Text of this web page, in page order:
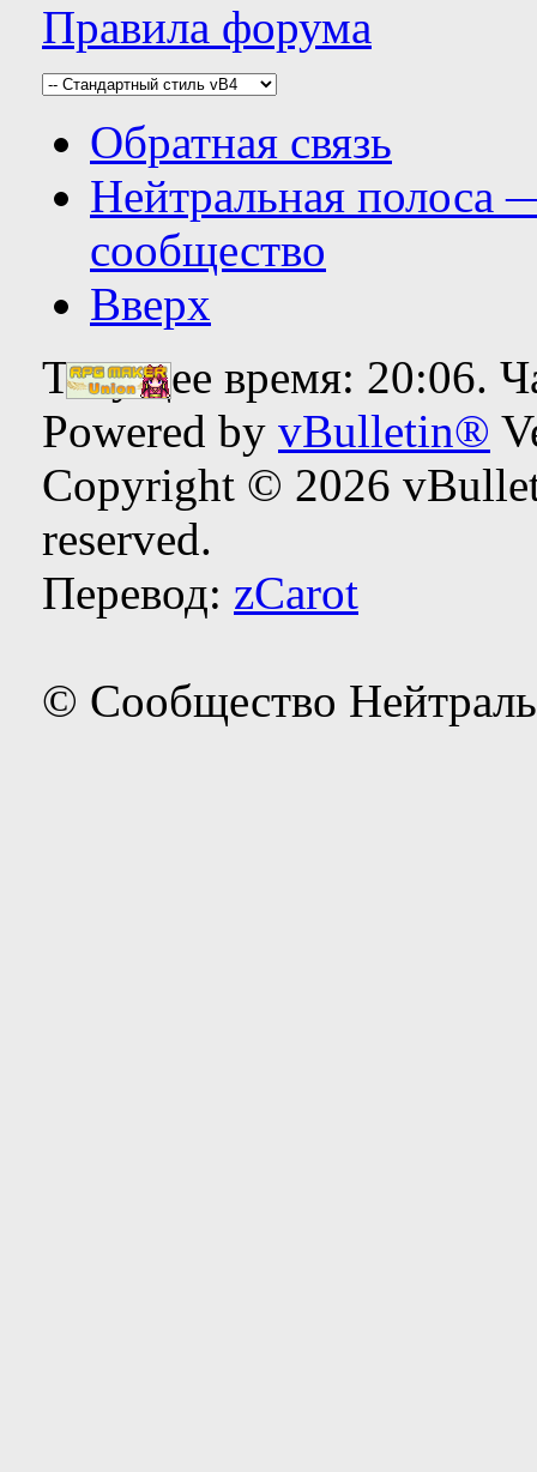
Правила форума
Обратная связь
Нейтральная полоса
сообщество
Вверх
Текущее время: 20:06.
Powered by vBulletin®
Copyright © 2026
reserved.
Перевод: zCarot
© Сообщество